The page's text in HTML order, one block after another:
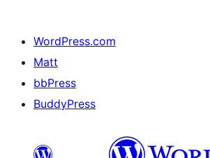
WordPress.com
Matt
bbPress
BuddyPress